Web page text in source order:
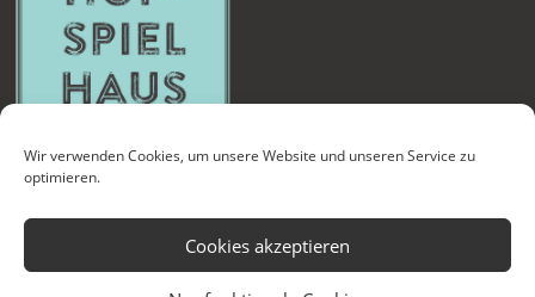
Wir verwenden Cookies, um unsere Website und unseren Service zu
optimieren.
Cookies akzeptieren